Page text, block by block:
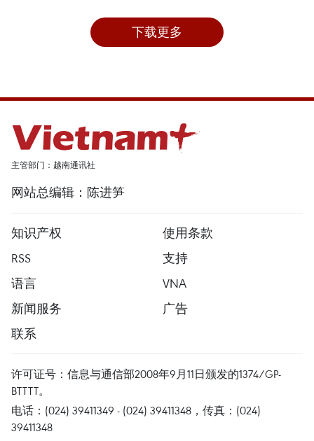
下载更多
主管部门：越南通讯社
网站总编辑：陈进笋
知识产权
使用条款
RSS
支持
语言
VNA
新闻服务
广告
联系
许可证号：信息与通信部2008年9月11日颁发的1374/GP-
BTTTT。
电话：(024) 39411349 - (024) 39411348，传真：(024)
39411348